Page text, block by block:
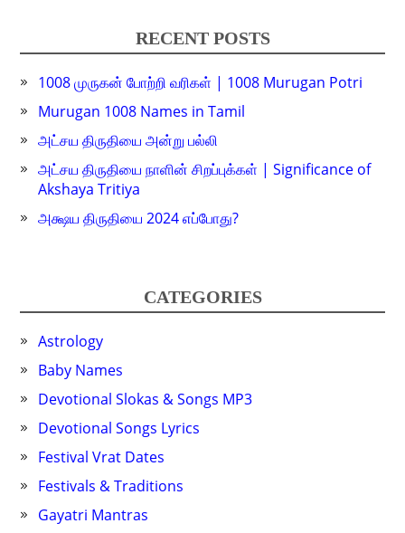
RECENT POSTS
1008 முருகன் போற்றி வரிகள் | 1008 Murugan Potri
Murugan 1008 Names in Tamil
அட்சய திருதியை அன்று பல்லி
அட்சய திருதியை நாளின் சிறப்புக்கள் | Significance of
Akshaya Tritiya
அக்ஷய திருதியை 2024 எப்போது?
CATEGORIES
Astrology
Baby Names
Devotional Slokas & Songs MP3
Devotional Songs Lyrics
Festival Vrat Dates
Festivals & Traditions
Gayatri Mantras